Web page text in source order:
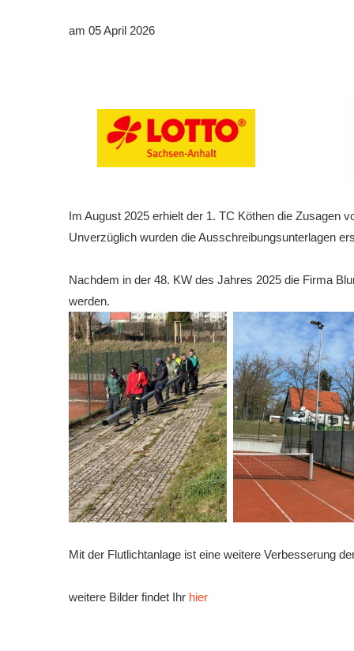
am 05 April 2026
Im August 2025 erhielt der 1. TC Köthen die Zusagen
Unverzüglich wurden die Ausschreibungsunterlagen
Nachdem in der 48. KW des Jahres 2025 die Firma
werden.
Mit der Flutlichtanlage ist eine weitere Verbesserung
weitere Bilder findet Ihr hier